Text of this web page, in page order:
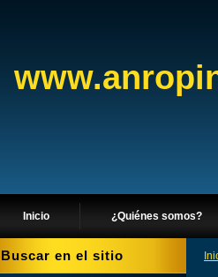
Inicio ¿Quiénes somos?
Buscar en el sitio